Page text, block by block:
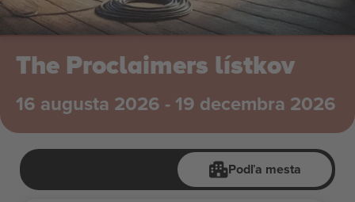
The Proclaimers lístkov
16 augusta 2026 - 19 decembra 2026
Podľa mesta